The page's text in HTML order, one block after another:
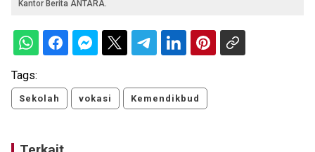
Kantor Berita ANTARA.
Tags:
Sekolah vokasi Kemendikbud